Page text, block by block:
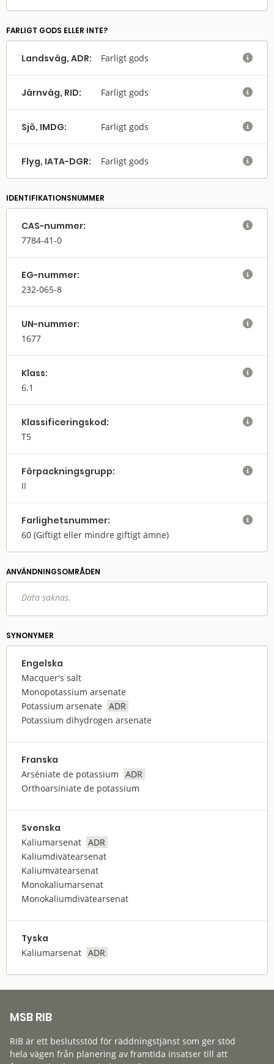
FARLIGT GODS ELLER INTE?
Landsväg, ADR: Farligt gods 
Järnväg, RID: Farligt gods 
Sjö, IMDG: Farligt gods 
Flyg, IATA-DGR: Farligt gods 
IDENTIFIKATIONSNUMMER
CAS-nummer:
7784-41-0

EG-nummer:
232-065-8

UN-nummer:
1677

Klass:
6.1

Klassifi­cerings­kod:
T5

Förpack­nings­grupp:
II

Farlighets­nummer:
60 (Giftigt eller mindre giftigt ämne)

ANVÄNDNINGS­OMRÅDEN
Data saknas.
SYNONYMER
Engelska
Macquer's salt
Monopotassium arsenate
Potassium arsenate
ADR
Potassium dihydrogen arsenate
Franska
Arséniate de potassium
ADR
Orthoarsiniate de potassium
Svenska
Kaliumarsenat ADR
Kaliumdivätearsenat
Kaliumvätearsenat
Monokaliumarsenat
Monokaliumdivätearsenat
Tyska
Kaliumarsenat ADR
MSB RIB
RIB är ett beslutsstöd för räddningstjänst som ger stöd
hela vägen från planering av framtida insatser till att